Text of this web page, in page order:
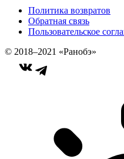
Политика возвратов
Обратная связь
Пользовательское
© 2018–2021 «Ранобэ»